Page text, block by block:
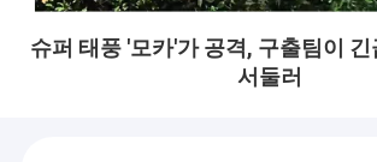
슈퍼 태풍 '모카'가 공격, 구출팀이 긴
서둘러